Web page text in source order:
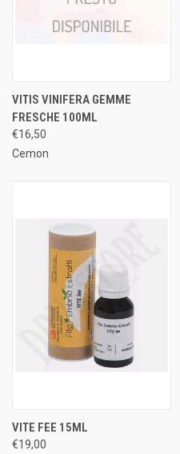
VITIS VINIFERA GEMME
FRESCHE 100ML
€16,50
Cemon
VITE FEE 15ML
€19,00